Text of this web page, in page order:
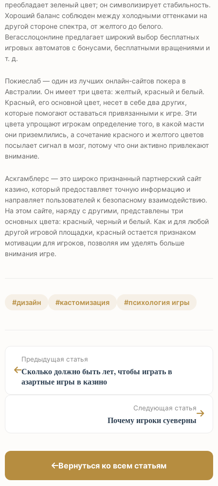
преобладает зеленый цвет; он символизирует стабильность.
Хороший баланс соблюден между холодными оттенками на
другой стороне спектра, от желтого до белого.
Вегасслоцонлине предлагает широкий выбор бесплатных
игровых автоматов с бонусами, бесплатными вращениями и
т. д.
Покиеслаб — один из лучших онлайн-сайтов покера в
Австралии. Он имеет три цвета: желтый, красный и белый.
Красный, его основной цвет, несет в себе два других,
которые помогают оставаться привязанными к игре. Эти
цвета упрощают игрокам определение того, в какой масти
они приземлились, а сочетание красного и желтого цветов
посылает сигнал в мозг, потому что они активно привлекают
внимание.
Аскгамблерс — это широко признанный партнерский сайт
казино, который предоставляет точную информацию и
направляет пользователей к безопасному взаимодействию.
На этом сайте, наряду с другими, представлены три
основных цвета: красный, черный и белый. Как и для любой
другой игровой площадки, красный остается признаком
мотивации для игроков, позволяя им уделять больше
внимания игре.
#дизайн #кастомизация #психология игры
Предыдущая статья
Сколько должно быть лет, чтобы играть в
азартные игры в казино
Следующая статья
Почему игроки суеверны
Вернуться ко всем статьям